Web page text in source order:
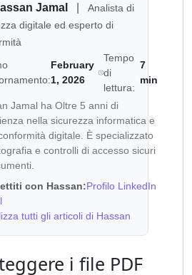
Jamal
Analista di
digitale ed esperto di
February
1, 2026
Tempo
di
lettura:
7
min
Jamal ha Oltre 5 anni di
nella sicurezza informatica e
digitale. È specializzato
e controlli di accesso sicuri
con Hassan:Profilo LinkedIn
tutti gli articoli di Hassan
i file PDF